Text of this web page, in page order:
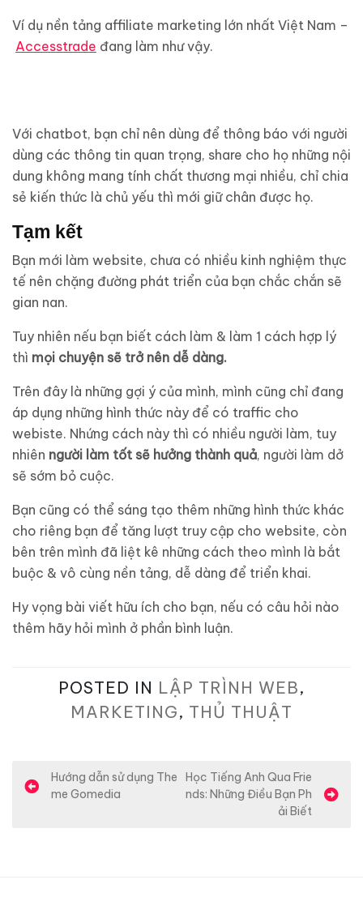
Ví dụ nền tảng affiliate marketing lớn nhất Việt Nam –
Accesstrade đang làm như vậy.
Với chatbot, bạn chỉ nên dùng để thông báo với người
dùng các thông tin quan trọng, share cho họ những nội
dung không mang tính chất thương mại nhiều, chỉ chia
sẻ kiến thức là chủ yếu thì mới giữ chân được họ.
Tạm kết
Bạn mới làm website, chưa có nhiều kinh nghiệm thực
tế nên chặng đường phát triển của bạn chắc chắn sẽ
gian nan.
Tuy nhiên nếu bạn biết cách làm & làm 1 cách hợp lý
thì mọi chuyện sẽ trở nên dễ dàng.
Trên đây là những gợi ý của mình, mình cũng chỉ đang
áp dụng những hình thức này để có traffic cho
webiste. Nhứng cách này thì có nhiều người làm, tuy
nhiên người làm tốt sẽ hưởng thành quả, người làm dở
sẽ sớm bỏ cuộc.
Bạn cũng có thể sáng tạo thêm những hình thức khác
cho riêng bạn để tăng lượt truy cập cho website, còn
bên trên mình đã liệt kê những cách theo mình là bắt
buộc & vô cùng nền tảng, dễ dàng để triển khai.
Hy vọng bài viết hữu ích cho bạn, nếu có câu hỏi nào
thêm hãy hỏi mình ở phần bình luận.
POSTED IN LẬP TRÌNH WEB,
MARKETING, THỦ THUẬT
Đ
Hướng dẫn sử dụng The
me Gomedia
Học Tiếng Anh Qua Frie
nds: Những Điều Bạn Ph
ải Biết